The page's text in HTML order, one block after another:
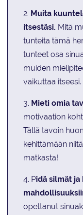
2. Muita
itsestäsi. Mitä
tunteita tämä
tunteet osa
muiden
vaikuttaa itseesi.
3. Mieti omia
motivaation
Tällä tavoin
kehittämään
matkasta!
4. Pidä silmät
opettanut